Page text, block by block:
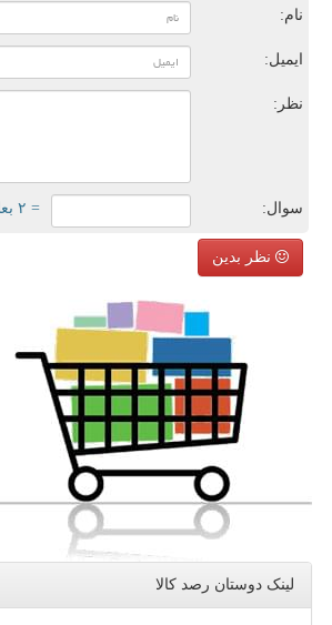
نام:
ایمیل:
نظر:
سوال: = ۲ بعلاوه ۳
نظر بدین
لینک دوستان رصد كالا